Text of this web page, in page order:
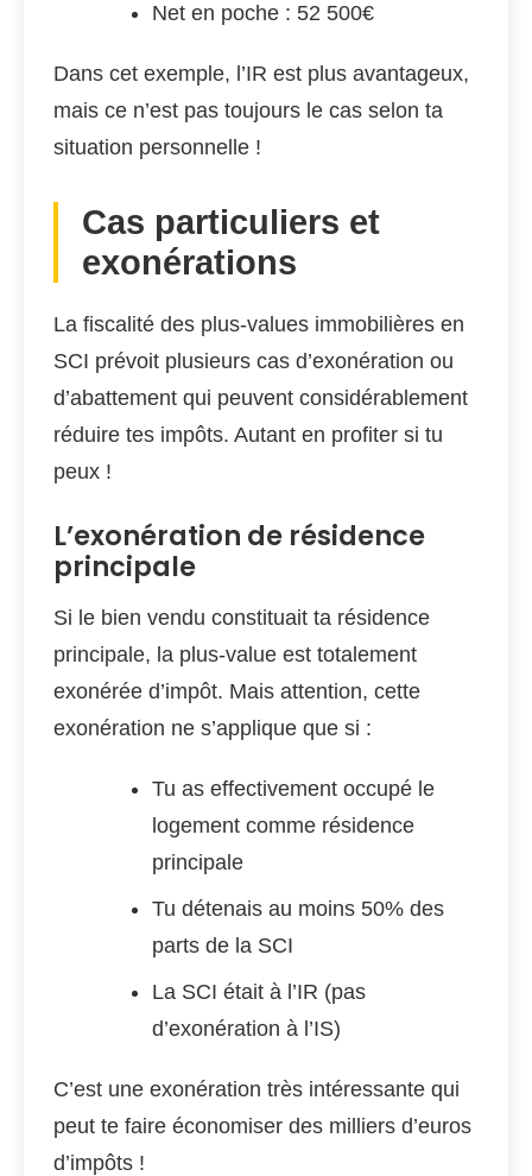
Net en poche : 52 500€
Dans cet exemple, l’IR est plus avantageux,
mais ce n’est pas toujours le cas selon ta
situation personnelle !
Cas particuliers et
exonérations
La fiscalité des plus-values immobilières en
SCI prévoit plusieurs cas d’exonération ou
d’abattement qui peuvent considérablement
réduire tes impôts. Autant en profiter si tu
peux !
L’exonération de résidence
principale
Si le bien vendu constituait ta résidence
principale, la plus-value est totalement
exonérée d’impôt. Mais attention, cette
exonération ne s’applique que si :
Tu as effectivement occupé le
logement comme résidence
principale
Tu détenais au moins 50% des
parts de la SCI
La SCI était à l’IR (pas
d’exonération à l’IS)
C’est une exonération très intéressante qui
peut te faire économiser des milliers d’euros
d’impôts !